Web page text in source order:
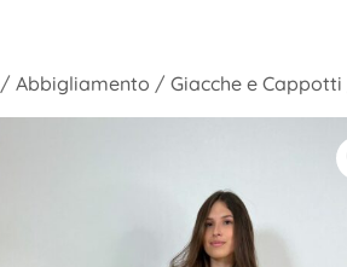
/Abbigliamento /Giacche e Cappotti